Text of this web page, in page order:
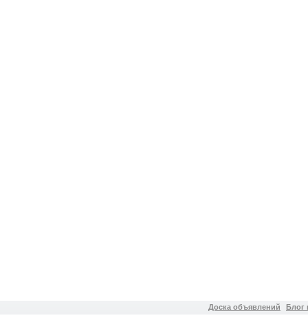
Доска объявлений Блог